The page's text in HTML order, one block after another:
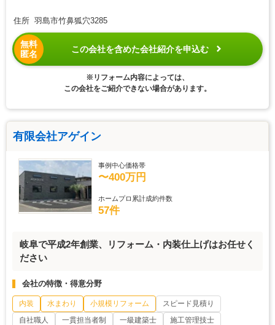
住所 羽島市竹鼻狐穴3285
無料
匿名
この会社を含めた会社紹介を申込む
※リフォーム内容によっては、
この会社をご紹介できない場合があります。
有限会社アゲイン
事例中心価格帯
〜400万円
ホームプロ累計成約件数
57件
岐阜で平成2年創業、リフォーム・内装仕上げはお任せく
ださい
会社の特徴・得意分野
内装 水まわり 小規模リフォーム
スピード見積り
自社職人
一貫担当者制 一級建築士 施工管理技士